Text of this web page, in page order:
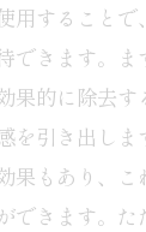
アに役立つ
ッドのフェ
ッドで得られ
用すること
できます。
果的に除去
を引き出し
果もあり、
できます。